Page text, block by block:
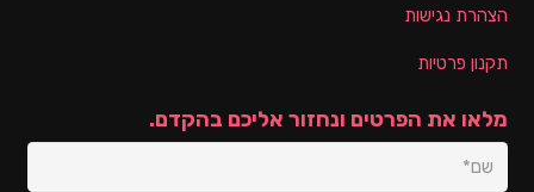
הצהרת נגישות
תקנון פרטיות
מלאו את הפרטים ונחזור אליכם בהקדם.